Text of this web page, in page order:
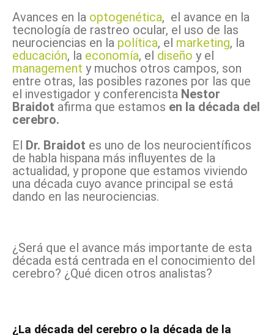
Avances en la optogenética, el avance en la
tecnología de rastreo ocular, el uso de las
neurociencias en la política, el marketing, la
educación, la economía, el diseño y el
management y muchos otros campos, son
entre otras, las posibles razones por las que
el investigador y conferencista Nestor
Braidot afirma que estamos en la década del
cerebro.
El Dr. Braidot es uno de los neurocientíficos
de habla hispana más influyentes de la
actualidad, y propone que estamos viviendo
una década cuyo avance principal se está
dando en las neurociencias.
¿Será que el avance más importante de esta
década está centrada en el conocimiento del
cerebro? ¿Qué dicen otros analistas?
¿La década del cerebro o la década de la